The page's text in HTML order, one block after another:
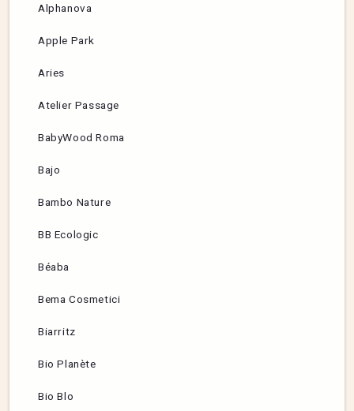
Alphanova
Apple Park
Aries
Atelier Passage
BabyWood Roma
Bajo
Bambo Nature
BB Ecologic
Béaba
Bema Cosmetici
Biarritz
Bio Planète
Bio Blo